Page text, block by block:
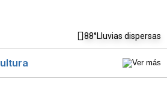
88°Lluvias dispersas